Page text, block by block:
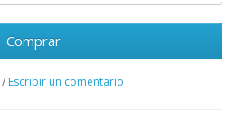
Comprar
/ Escribir un comentario